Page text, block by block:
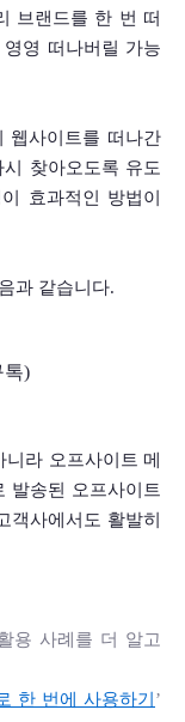
브랜드를 한 번 떠
영 떠나버릴 가능
웹사이트를 떠나간
찾아오도록 유도
효과적인 방법이
과 같습니다.
톡)
라 오프사이트 메
발송된 오프사이트
객사에서도 활발히
용 사례를 더 알고
한 번에 사용하기 ’